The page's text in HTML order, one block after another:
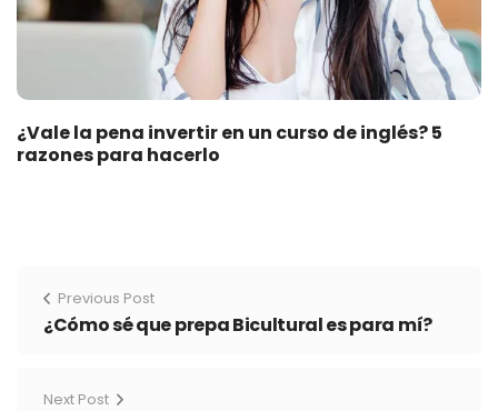
¿Vale la pena invertir en un curso de inglés? 5
razones para hacerlo
Previous Post
¿Cómo sé que prepa Bicultural es para mí?
Next Post